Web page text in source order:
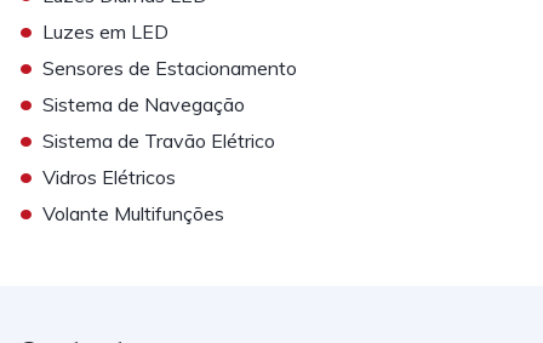
• Luzes em LED
• Sensores de Estacionamento
• Sistema de Navegação
• Sistema de Travão Elétrico
• Vidros Elétricos
• Volante Multifunções